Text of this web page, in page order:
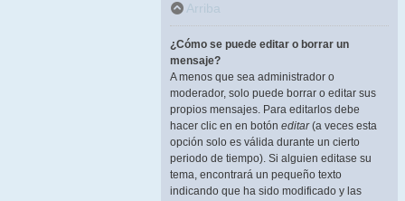
Arriba
¿Cómo se puede editar o borrar un
mensaje?
A menos que sea administrador o
moderador, solo puede borrar o editar sus
propios mensajes. Para editarlos debe
hacer clic en en botón editar(a veces esta
opción solo es válida durante un cierto
periodo de tiempo). Si alguien editase su
tema, encontrará un pequeño texto
indicando que ha sido modificado y las